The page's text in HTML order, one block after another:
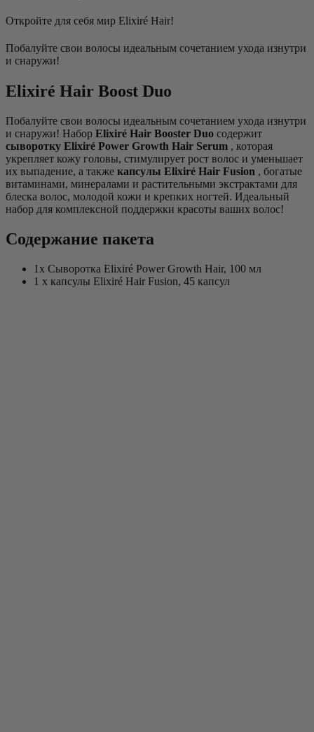
Откройте для себя мир Elixiré Hair!
Побалуйте свои волосы идеальным сочетанием ухода изнутри
и снаружи!
Elixiré Hair Boost Duo
Побалуйте свои волосы идеальным сочетанием ухода изнутри
и снаружи! Набор Elixiré Hair Booster Duo содержит
сыворотку Elixiré Power Growth Hair Serum , которая
укрепляет кожу головы, стимулирует рост волос и уменьшает
их выпадение, а также капсулы Elixiré Hair Fusion , богатые
витаминами, минералами и растительными экстрактами для
блеска волос, молодой кожи и крепких ногтей. Идеальный
набор для комплексной поддержки красоты ваших волос!
Содержание пакета
1x Сыворотка Elixiré Power Growth Hair, 100 мл
1 x капсулы Elixiré Hair Fusion, 45 капсул